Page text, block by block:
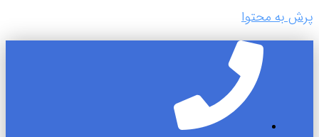
پرش به محتوا